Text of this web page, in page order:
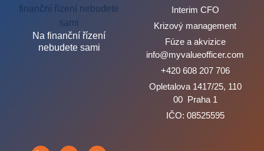
Na finanční řízení
nebudete sami
Interim CFO
Krizový management
Fúze a akvizice
info@myvalueofficer.com
+420 608 207 706
Opletalova 1417/25, 110
00 Praha 1
IČO: 08525595